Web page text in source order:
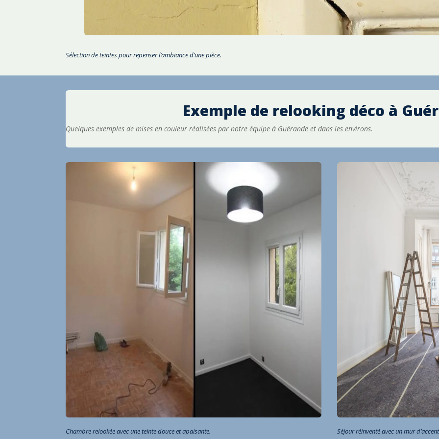
Sélection de teintes pour repenser l’ambiance d’une pièce.
Exemple de relooking déco à
Quelques exemples de mises en couleur réalisées par notre équipe à Guérande et dans les environs.
Chambre relookée avec une teinte douce et apaisante. Séjour réinventé avec un mur